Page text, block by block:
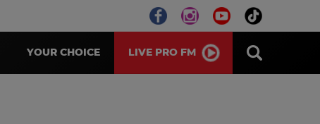
YOUR CHOICE LIVE PRO FM